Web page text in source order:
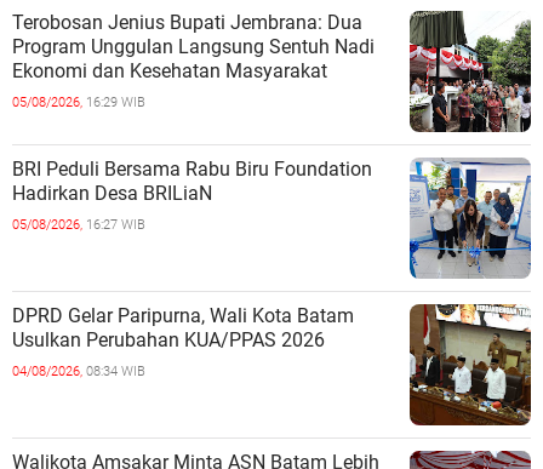
Terobosan Jenius Bupati Jembrana: Dua
Program Unggulan Langsung Sentuh Nadi
Ekonomi dan Kesehatan Masyarakat
05/08/2026, 16:29 WIB
BRI Peduli Bersama Rabu Biru Foundation
Hadirkan Desa BRILiaN
05/08/2026, 16:27 WIB
DPRD Gelar Paripurna, Wali Kota Batam
Usulkan Perubahan KUA/PPAS 2026
04/08/2026, 08:34 WIB
Walikota Amsakar Minta ASN Batam Lebih